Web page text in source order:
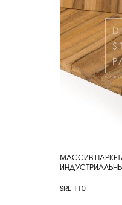
КУПИТЬ
МАССИВ ПАРКЕТА
SRL-110